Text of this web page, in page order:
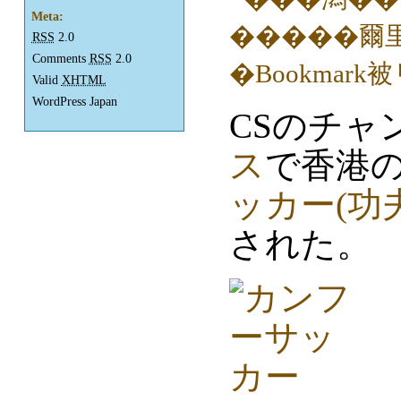
CSのチャ
スで香港
ッカー(功
された。
Meta:
RSS 2.0
Comments RSS 2.0
Valid XHTML
WordPress Japan